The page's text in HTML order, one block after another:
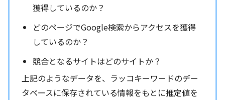
獲得しているのか？
どのページでGoogle検索からアクセスを獲得
しているのか？
競合となるサイトはどのサイトか？
上記のようなデータを、ラッコキーワードのデー
タベースに保存されている情報をもとに推定値を